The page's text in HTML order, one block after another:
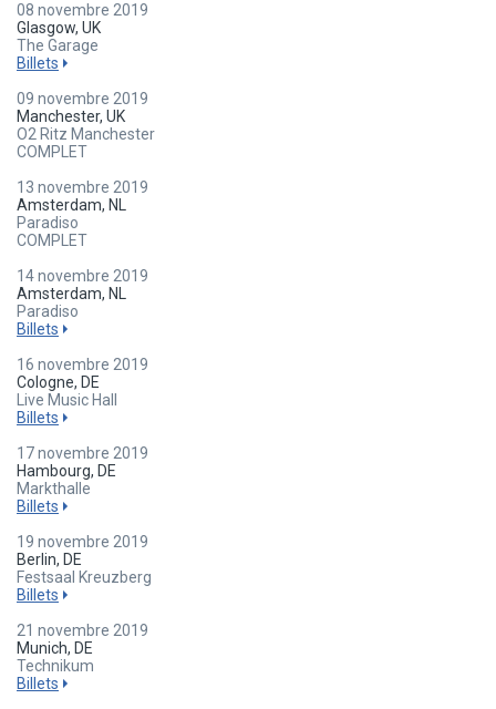
08 novembre 2019
Glasgow, UK
The Garage
Billets
09 novembre 2019
Manchester, UK
O2 Ritz Manchester
COMPLET
13 novembre 2019
Amsterdam, NL
Paradiso
COMPLET
14 novembre 2019
Amsterdam, NL
Paradiso
Billets
16 novembre 2019
Cologne, DE
Live Music Hall
Billets
17 novembre 2019
Hambourg, DE
Markthalle
Billets
19 novembre 2019
Berlin, DE
Festsaal Kreuzberg
Billets
21 novembre 2019
Munich, DE
Technikum
Billets